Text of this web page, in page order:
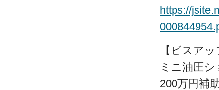
https://
【ビスア
ミニ油圧
200万円補